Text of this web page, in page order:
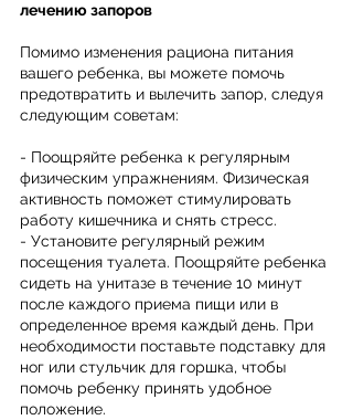
лечению запоров
Помимо изменения рациона питания
вашего ребенка, вы можете помочь
предотвратить и вылечить запор, следуя
следующим советам:
- Поощряйте ребенка к регулярным
физическим упражнениям. Физическая
активность поможет стимулировать
работу кишечника и снять стресс.
- Установите регулярный режим
посещения туалета. Поощряйте ребенка
сидеть на унитазе в течение 10 минут
после каждого приема пищи или в
определенное время каждый день. При
необходимости поставьте подставку для
ног или стульчик для горшка, чтобы
помочь ребенку принять удобное
положение.